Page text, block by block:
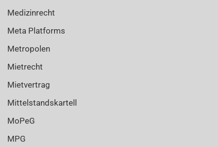
Medizinrecht
Meta Platforms
Metropolen
Mietrecht
Mietvertrag
Mittelstandskartell
MoPeG
MPG